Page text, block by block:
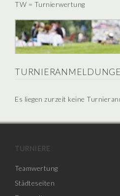
TW = Turnierwertung
Es liegen zurzeit keine
TURNIERE
Teamwertung
Städteseiten